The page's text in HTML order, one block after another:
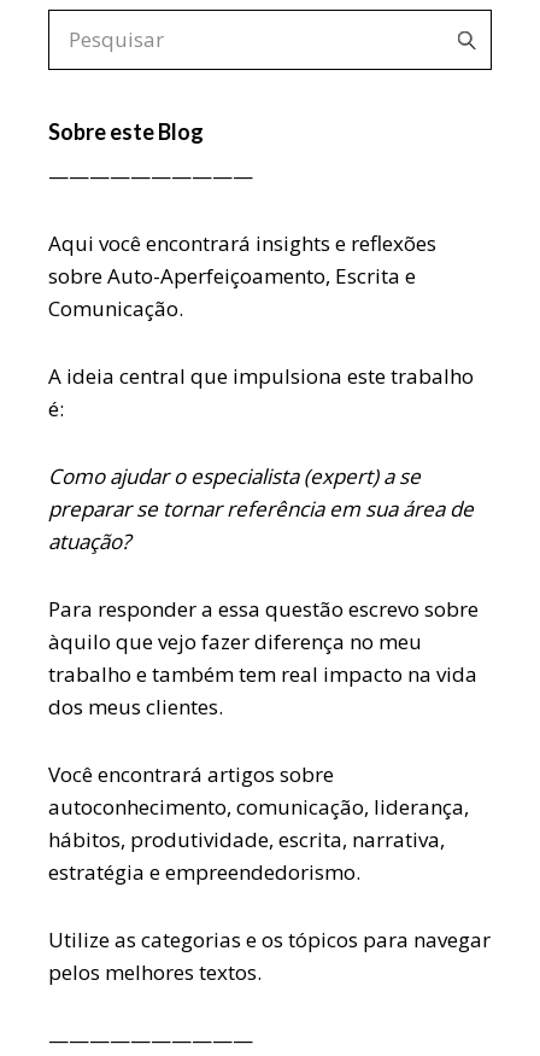
Sobre este Blog
——————————
Aqui você encontrará insights e reflexões
sobre Auto-Aperfeiçoamento, Escrita e
Comunicação.
A ideia central que impulsiona este trabalho
é:
Como ajudar o especialista (expert) a se
preparar se tornar referência em sua área de
atuação?
Para responder a essa questão escrevo sobre
àquilo que vejo fazer diferença no meu
trabalho e também tem real impacto na vida
dos meus clientes.
Você encontrará artigos sobre
autoconhecimento, comunicação, liderança,
hábitos, produtividade, escrita, narrativa,
estratégia e empreendedorismo.
Utilize as categorias e os tópicos para navegar
pelos melhores textos.
——————————